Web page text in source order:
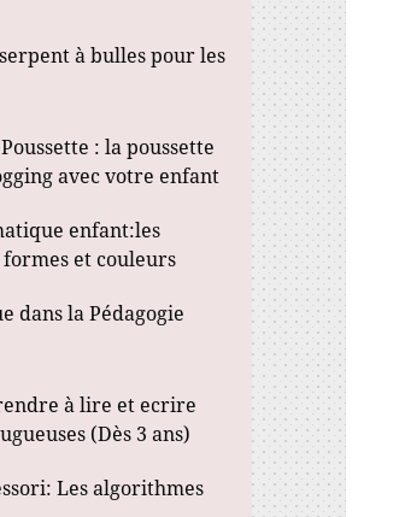
à bulles pour les
: la poussette
avec votre enfant
enfant:les
et couleurs
dans la Pédagogie
à lire et ecrire
(Dès 3 ans)
Les algorithmes